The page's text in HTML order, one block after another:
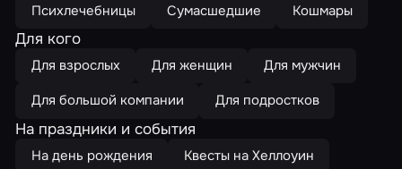
Психлечебницы
Сумасшедшие Кошмары
Для кого
Для взрослых Для женщин
Для мужчин
Для большой компании
Для подростков
На праздники и события
На день рождения
Квесты на Хеллоуин